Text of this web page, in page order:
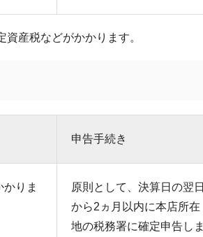
産税などがかかります。
申告手続き
りま
原則として、決算日の翌日
から2ヵ月以内に本店所在
地の税務署に確定申告しま